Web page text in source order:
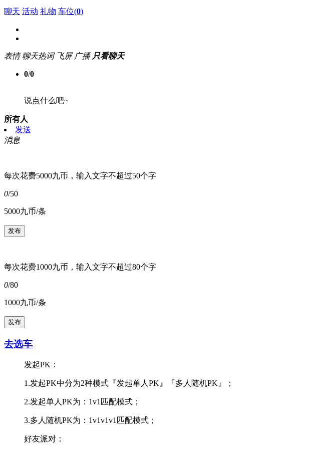
聊天 活动 礼物 车位(0)
表情 聊天热词 飞屏 广播 只看聊天
0/0
说点什么吧~
所有人
发送
消息
每次花费5000九币，输入文字不超过50个字
0/50
5000九币/条
每次花费1000九币，输入文字不超过80个字
0/80
1000九币/条
去选车
发起PK：
1.发起PK中分为2种模式『发起单人PK』『多人随机PK』；
2.发起单人PK为：1v1匹配模式；
3.多人随机PK为：1v1v1v1匹配模式；
好友派对：